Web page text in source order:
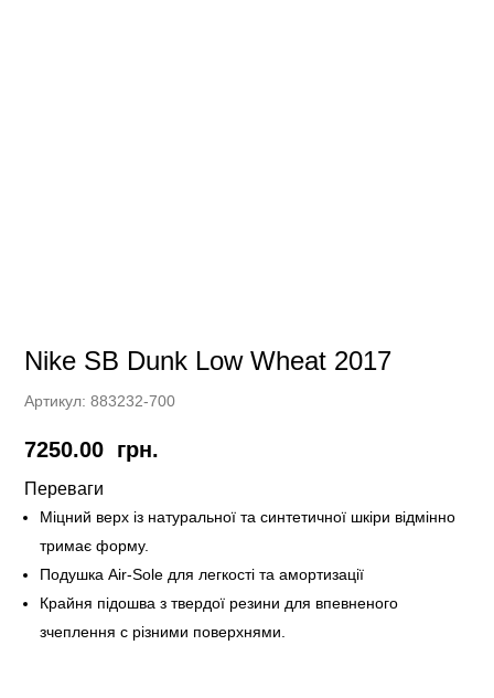
Nike SB Dunk Low Wheat 2017
Артикул:883232-700
7250.00 грн.
Переваги
Міцний верх із натуральної та синтетичної шкіри відмінно
тримає форму.
Подушка Air-Sole для легкості та амортизації
Крайня підошва з твердої резини для впевненого
зчеплення с різними поверхнями.